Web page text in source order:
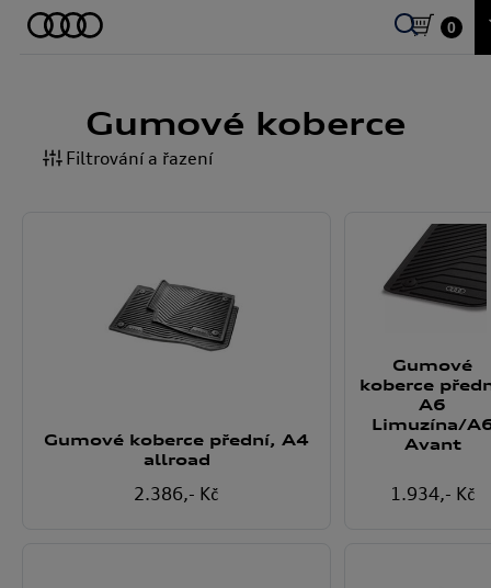
0
Gumové koberce
Filtrování a řazení
Gumové koberce přední, A4
allroad
2.386,- Kč
Gumové
koberce
A6
Limuzína/
Avant
1.934,- Kč